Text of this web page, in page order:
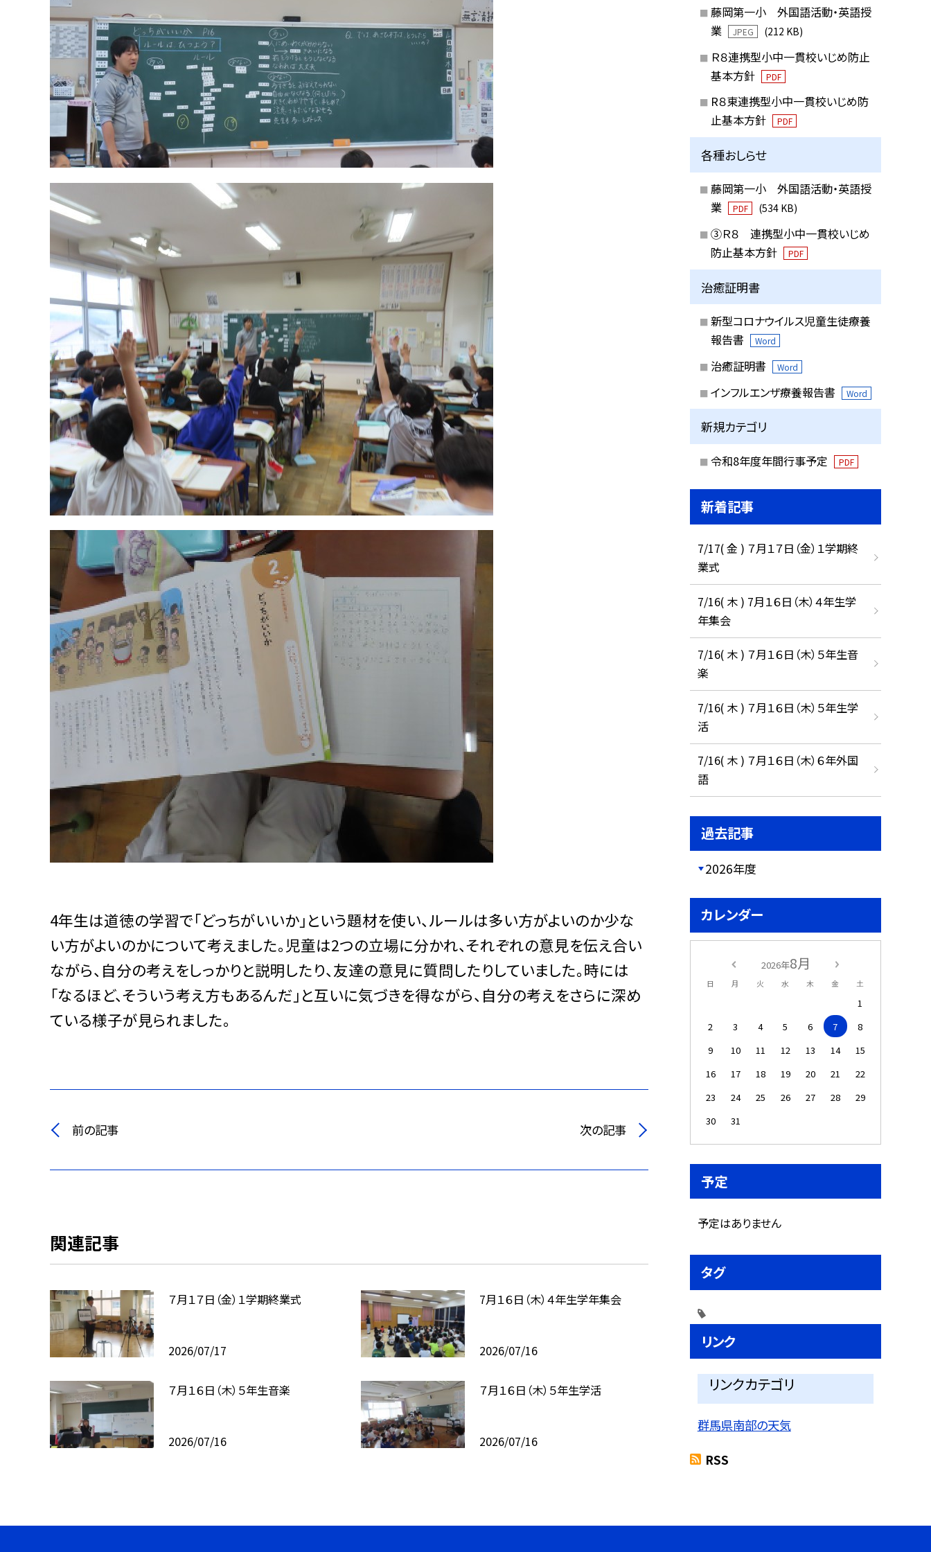
4年生は道徳の学習で「どっちがいいか」という題材を使い、ルールは多い方がよいのか少な
い方がよいのかについて考えました。児童は2つの立場に分かれ、それぞれの意見を伝え合い
ながら、自分の考えをしっかりと説明したり、友達の意見に質問したりしていました。時には
「なるほど、そういう考え方もあるんだ」と互いに気づきを得ながら、自分の考えをさらに深め
ている様子が見られました。
前の記事 次の記事
関連記事
７月１７日（金）１学期終業式
2026/07/17
7月１６日（木）４年生学年集会
2026/07/16
７月１６日（木）５年生音楽
2026/07/16
７月１６日（木）５年生学活
2026/07/16
藤岡第一小 外国語活動・英語授
業
JPEG (212 KB)
Ｒ８連携型小中一貫校いじめ防止
基本方針
PDF
R８東連携型小中一貫校いじめ防
止基本方針
PDF
各種おしらせ
藤岡第一小 外国語活動・英語授
業
PDF (534 KB)
③Ｒ８ 連携型小中一貫校いじめ
防止基本方針
PDF
治癒証明書
新型コロナウイルス児童生徒療養
報告書
Word
治癒証明書 Word
インフルエンザ療養報告書 Word
新規カテゴリ
令和8年度年間行事予定 PDF
新着記事
7/17( 金 ) ７月１７日（金）１学期終
業式
7/16( 木 ) 7月１６日（木）４年生学
年集会
7/16( 木 ) ７月１６日（木）５年生音
楽
7/16( 木 ) ７月１６日（木）５年生学
活
7/16( 木 ) ７月１６日（木）６年外国
語
過去記事
2026年度
カレンダー
2026年8月
日 月 火 水 木 金 土
1
2
3 4 5 6 7
8
9
10 11 12 13 14
15
16
17 18 19 20 21
22
23
24 25 26 27 28
29
30
31
予定
予定はありません
タグ
リンク
リンクカテゴリ
群馬県南部の天気
RSS